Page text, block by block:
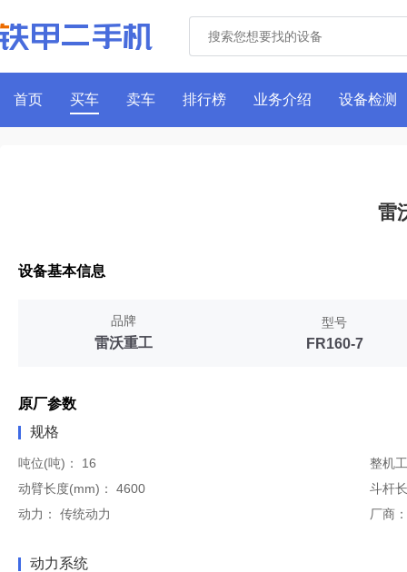
首页 买车 卖车 排行榜 业务介绍 设备检测
雷
设备基本信息
品牌
雷沃重工
型号
FR160-7
原厂参数
规格
吨位(吨)： 16
整机
动臂长度(mm)：
4600
斗杆
动力：
传统动力 厂商：
动力系统